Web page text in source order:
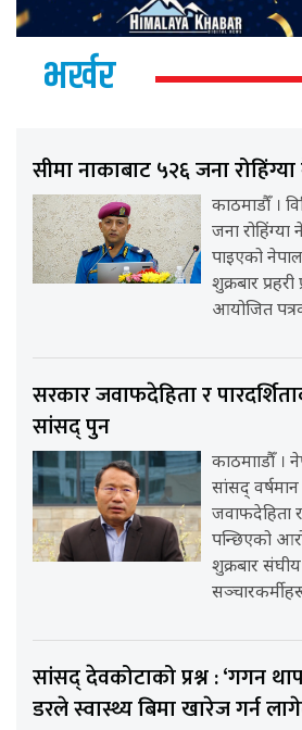
भर्खर
सीमा नाकाबाट ५२६ जना
काठमाडौँ ।
जना
पाइएको
शुक्रबार
आयोजित
सरकार जवाफदेहिता र
सांसद् पुन
काठमााडौँ ।
सांसद्
जवाफदेहिता र
पन्छिएको
शुक्रबार
सांसद् देवकोटाको प्रश्न : ‘गगन
डरले स्वास्थ्य बिमा खारेज गर्न